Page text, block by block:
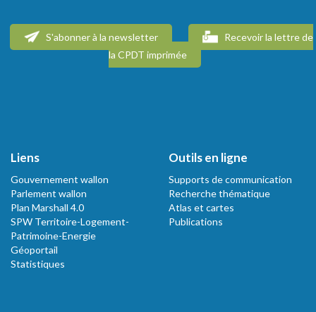
S'abonner à la newsletter
Recevoir la lettre de
la CPDT imprimée
Liens
Gouvernement wallon
Parlement wallon
Plan Marshall 4.0
SPW Territoire-Logement-
Patrimoine-Energie
Géoportail
Statistiques
Outils en ligne
Supports de communication
Recherche thématique
Atlas et cartes
Publications